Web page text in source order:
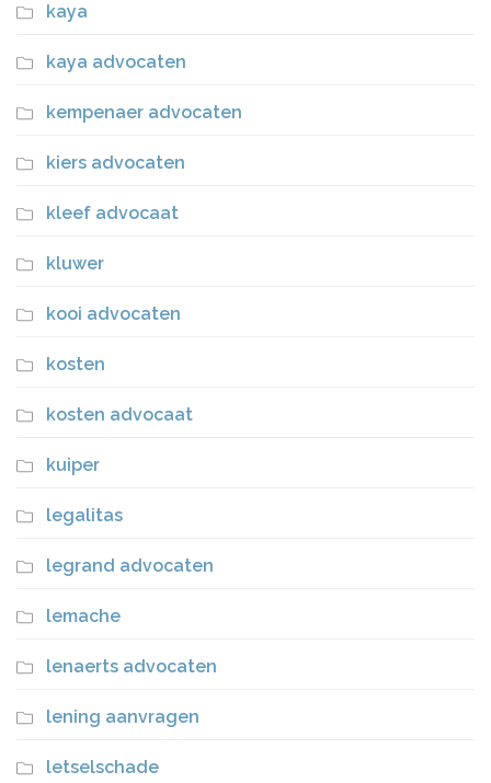
kaya
kaya advocaten
kempenaer advocaten
kiers advocaten
kleef advocaat
kluwer
kooi advocaten
kosten
kosten advocaat
kuiper
legalitas
legrand advocaten
lemache
lenaerts advocaten
lening aanvragen
letselschade